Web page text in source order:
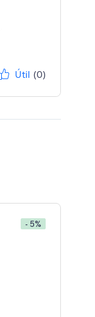
Útil (0)
- 5%